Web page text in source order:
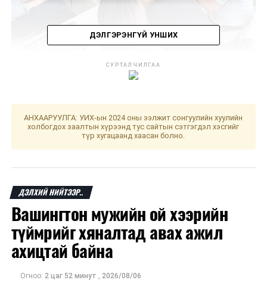
Санал авах байранд ашиглах камер, ирцийн мэдээ
дамжуулах систем, санал тоолох төхөөрөмж түүний
иж бүрдэл, сонгогчийн бүртгэлийн техник хэрэгслийг
байгууллага, иргэдэд нээлттэй болдог. Энэ удаагийн
дэвшигчийн ажиглагч шалган турших ажиллагаанд
оролцож, хяналт тавьсан юм.
Аймаг, нийслэл, сум, дүүргийн иргэдийн
Төлөөлөгчдийн Хурлын 2025 оны нөхөн сонгууль 6
ДЭЛГЭРЭНГҮЙ УНШИХ
СУРТАЛЧИЛГАА
АНХААРУУЛГА: УИХ-ын 2024 оны ээлжит сонгуулийн хуулийн
холбогдох заалтын хүрээнд тус сайтын сэтгэгдэл хэсгийг
түр хугацаанд хаасан болно.
ДЭЛХИЙ НИЙТЭЭР..
Вашингтон мужийн ой хээрийн
түймрийг хяналтад авах ажил
ахицтай байна
Огноо: 2 цаг 52 минут , 2026/08/06